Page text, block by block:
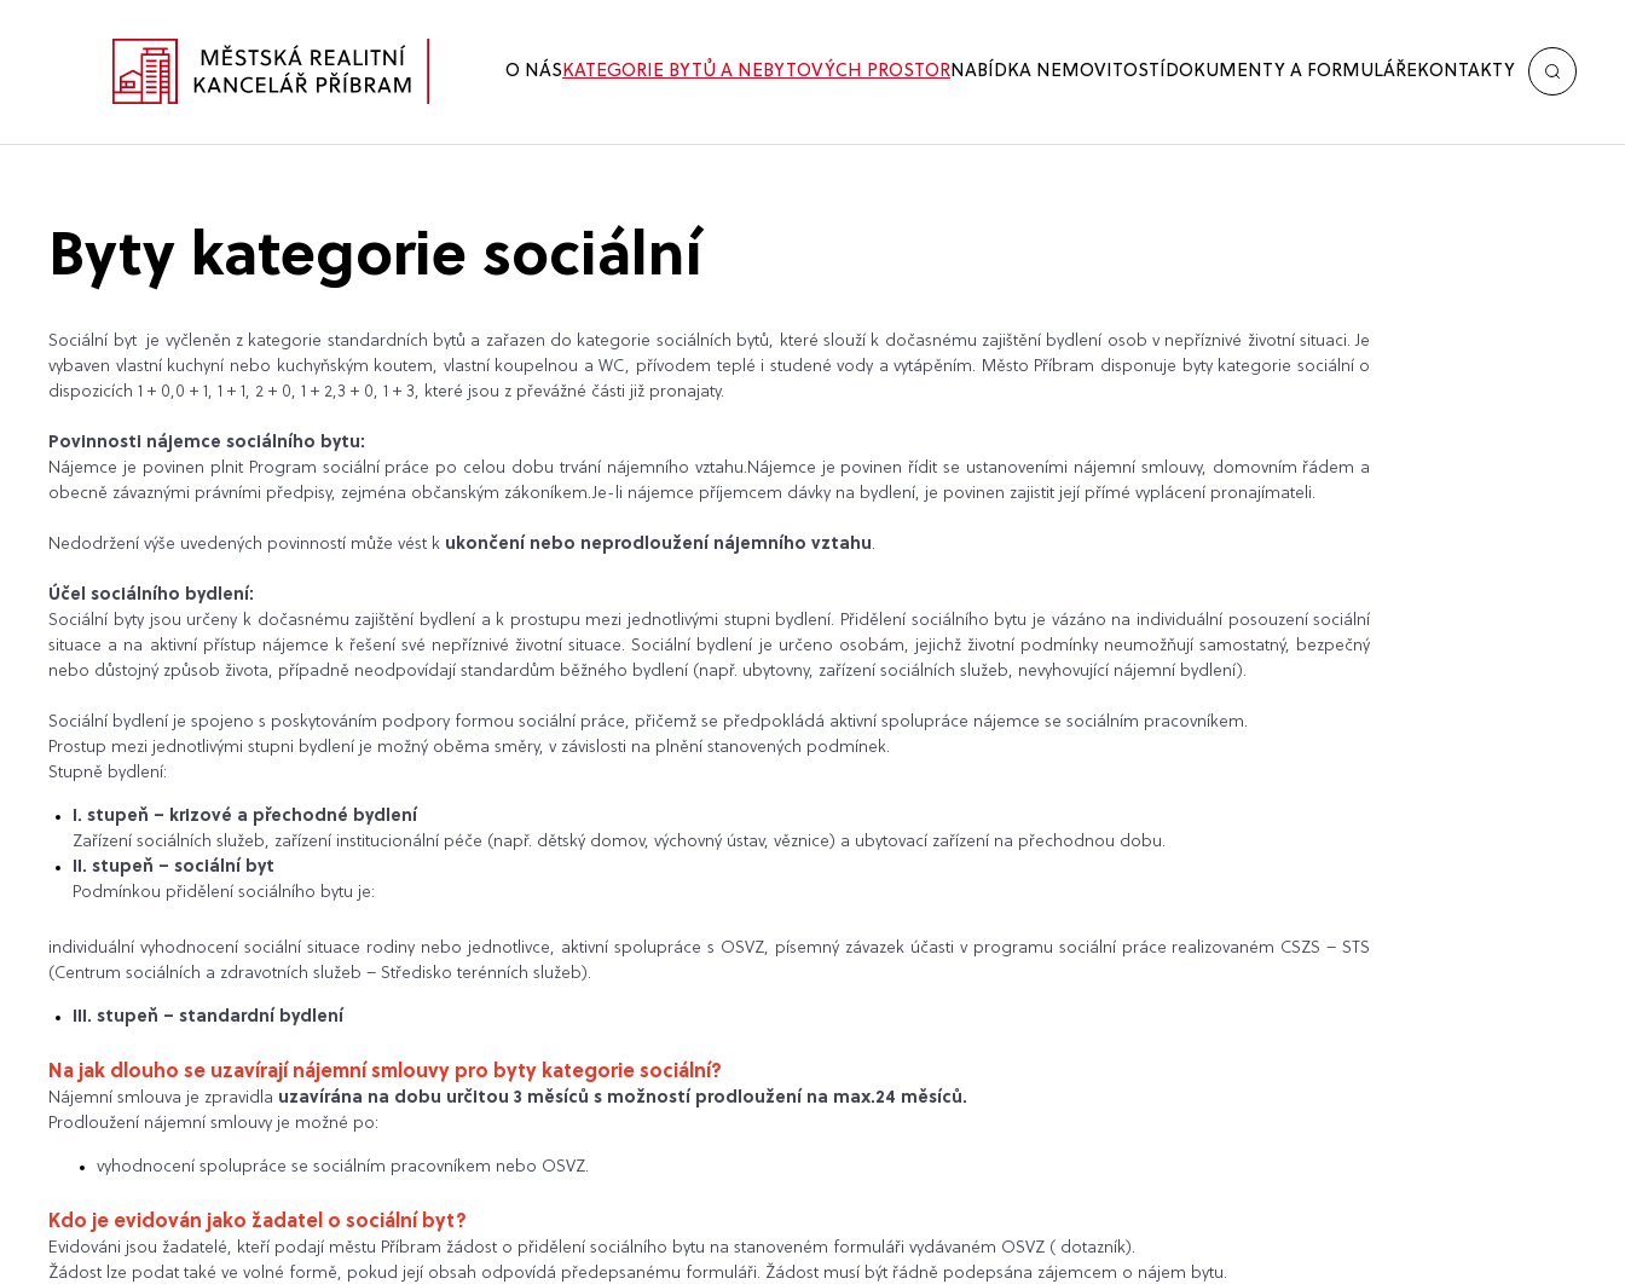
O NÁSKATEGORIE BYTŮ A NEBYTOVÝCH PROSTORNABÍDKA NEMOVITOSTÍDOKUMENTY A FORMULÁŘEKONTAKTY
Byty kategorie sociální
Sociální byt je vyčleněn z kategorie standardních bytů a zařazen do kategorie sociálních bytů, které slouží k dočasnému zajištění bydlení osob v nepříznivé životní situaci. Je
vybaven vlastní kuchyní nebo kuchyňským koutem, vlastní koupelnou a WC, přívodem teplé i studené vody a vytápěním. Město Příbram disponuje byty kategorie sociální o
dispozicích 1 + 0,0 + 1, 1 + 1, 2 + 0, 1 + 2,3 + 0, 1 + 3, které jsou z převážné části již pronajaty.
Povinnosti nájemce sociálního bytu:
Nájemce je povinen plnit Program sociální práce po celou dobu trvání nájemního vztahu.Nájemce je povinen řídit se ustanoveními nájemní smlouvy, domovním řádem a
obecně závaznými právními předpisy, zejména občanským zákoníkem.Je-li nájemce příjemcem dávky na bydlení, je povinen zajistit její přímé vyplácení pronajímateli.
Nedodržení výše uvedených povinností může vést k ukončení nebo neprodloužení nájemního vztahu.
Účel sociálního bydlení:
Sociální byty jsou určeny k dočasnému zajištění bydlení a k prostupu mezi jednotlivými stupni bydlení. Přidělení sociálního bytu je vázáno na individuální posouzení sociální
situace a na aktivní přístup nájemce k řešení své nepříznivé životní situace. Sociální bydlení je určeno osobám, jejichž životní podmínky neumožňují samostatný, bezpečný
nebo důstojný způsob života, případně neodpovídají standardům běžného bydlení (např. ubytovny, zařízení sociálních služeb, nevyhovující nájemní bydlení).
Sociální bydlení je spojeno s poskytováním podpory formou sociální práce, přičemž se předpokládá aktivní spolupráce nájemce se sociálním pracovníkem.
Prostup mezi jednotlivými stupni bydlení je možný oběma směry, v závislosti na plnění stanovených podmínek.
Stupně bydlení:
I. stupeň – krizové a přechodné bydlení
Zařízení sociálních služeb, zařízení institucionální péče (např. dětský domov, výchovný ústav, věznice) a ubytovací zařízení na přechodnou dobu.
II. stupeň – sociální byt
Podmínkou přidělení sociálního bytu je:
individuální vyhodnocení sociální situace rodiny nebo jednotlivce, aktivní spolupráce s OSVZ, písemný závazek účasti v programu sociální práce realizovaném CSZS – STS
(Centrum sociálních a zdravotních služeb – Středisko terénních služeb).
III. stupeň – standardní bydlení
Na jak dlouho se uzavírají nájemní smlouvy pro byty kategorie sociální?
Nájemní smlouva je zpravidla uzavírána na dobu určitou 3 měsíců s možností prodloužení na max.24 měsíců.
Prodloužení nájemní smlouvy je možné po:
vyhodnocení spolupráce se sociálním pracovníkem nebo OSVZ.
Kdo je evidován jako žadatel o sociální byt?
Evidováni jsou žadatelé, kteří podají městu Příbram žádost o přidělení sociálního bytu na stanoveném formuláři vydávaném OSVZ ( dotazník).
Žádost lze podat také ve volné formě, pokud její obsah odpovídá předepsanému formuláři. Žádost musí být řádně podepsána zájemcem o nájem bytu.